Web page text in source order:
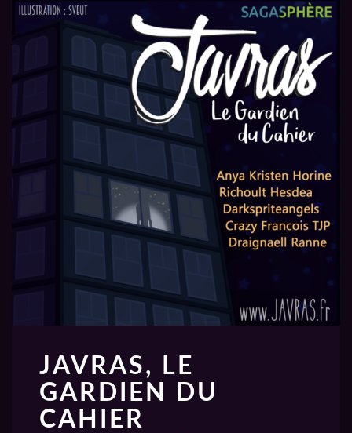
JAVRAS, LE
GARDIEN DU
CAHIER